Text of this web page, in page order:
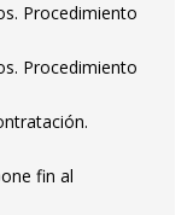
Procedimiento
Procedimiento
fin al